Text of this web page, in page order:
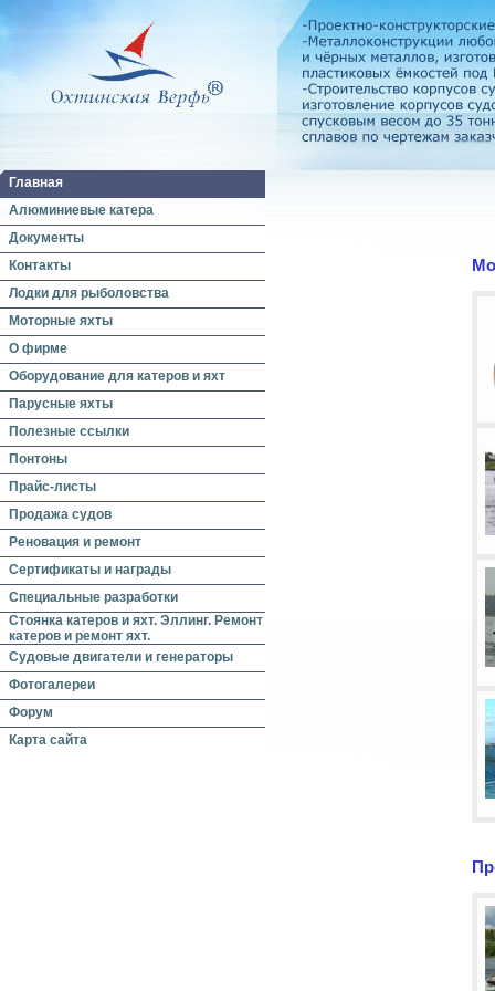
Главная
Алюминиевые катера
Документы
Контакты
Лодки для рыболовства
Моторные яхты
О фирме
Оборудование для катеров и яхт
Парусные яхты
Полезные ссылки
Понтоны
Прайс-листы
Продажа судов
Реновация и ремонт
Сертификаты и награды
Специальные разработки
Стоянка катеров и яхт. Эллинг. Ремонт
катеров и ремонт яхт.
Судовые двигатели и генераторы
Фотогалереи
Форум
Карта сайта